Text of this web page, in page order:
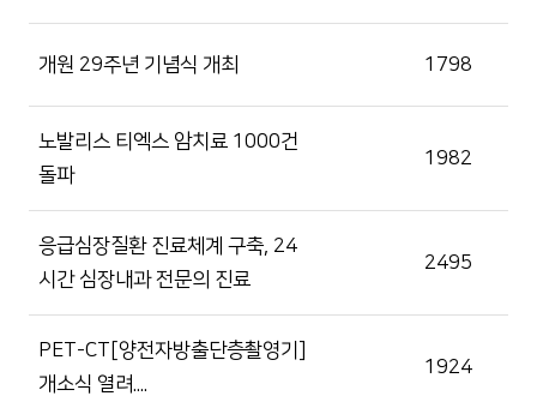
개원 29주년 기념식 개최 1798
노발리스 티엑스 암치료 1000건
돌파
1982
응급심장질환 진료체계 구축, 24
시간 심장내과 전문의 진료
2495
PET-CT[양전자방출단층촬영기]
개소식 열려....
1924